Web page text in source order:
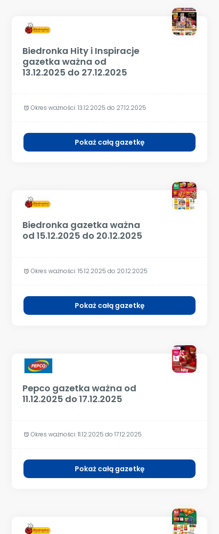
Biedronka Hity i Inspiracje
gazetka ważna od
13.12.2025 do 27.12.2025
alarm Okres ważności:13.12.2025 do 27.12.2025
Pokaż całą gazetkę
Biedronka gazetka ważna
od 15.12.2025 do 20.12.2025
alarm Okres ważności:15.12.2025 do 20.12.2025
Pokaż całą gazetkę
Pepco gazetka ważna od
11.12.2025 do 17.12.2025
alarm Okres ważności:11.12.2025 do 17.12.2025
Pokaż całą gazetkę